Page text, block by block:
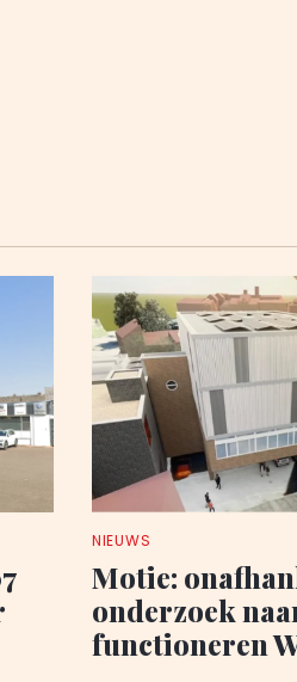
NIEUWS
Motie:
onderzoek
functioneren